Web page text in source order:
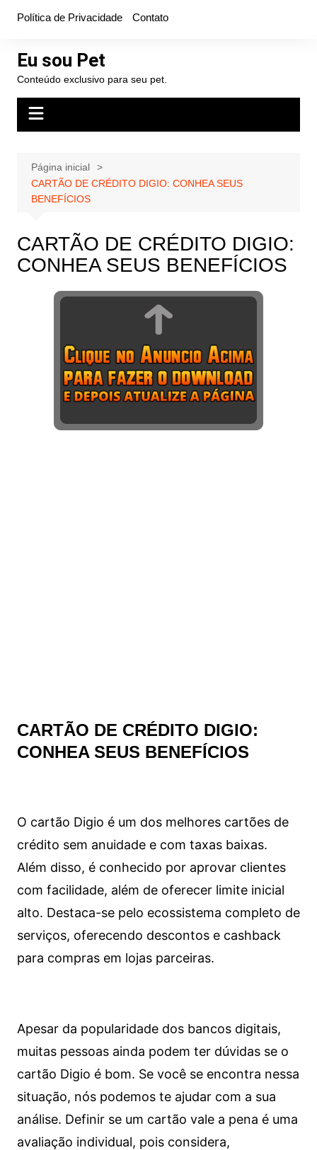
conteúdo
Política de Privacidade Contato
Eu sou Pet
Conteúdo exclusivo para seu pet.
Página inicial
CARTÃO DE CRÉDITO DIGIO: CONHEA SEUS
BENEFÍCIOS
CARTÃO DE CRÉDITO DIGIO:
CONHEA SEUS BENEFÍCIOS
CARTÃO DE CRÉDITO DIGIO:
CONHEA SEUS BENEFÍCIOS
O cartão Digio é um dos melhores cartões de
crédito sem anuidade e com taxas baixas.
Além disso, é conhecido por aprovar clientes
com facilidade, além de oferecer limite inicial
alto. Destaca-se pelo ecossistema completo de
serviços, oferecendo descontos e cashback
para compras em lojas parceiras.
Apesar da popularidade dos bancos digitais,
muitas pessoas ainda podem ter dúvidas se o
cartão Digio é bom. Se você se encontra nessa
situação, nós podemos te ajudar com a sua
análise. Definir se um cartão vale a pena é uma
avaliação individual, pois considera,